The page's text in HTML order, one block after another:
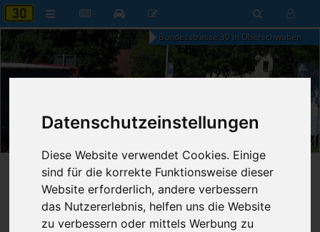
Datenschutzeinstellungen
Diese Website verwendet Cookies. Einige
sind für die korrekte Funktionsweise dieser
Website erforderlich, andere verbessern
das Nutzererlebnis, helfen uns die Website
zu verbessern oder mittels Werbung zu
Bundesstrasse 30 in Oberschwaben
04:45
Startseite» B30 aktuell»Nachrichten
05.09.2014 - 23:59 Uhr
Franz Fischer
Nr. 4650
805